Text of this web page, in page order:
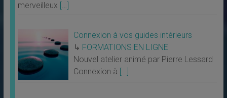
merveilleux […]
Connexion à vos guides intérieurs
↳ FORMATIONS EN LIGNE
Nouvel atelier animé par Pierre Lessard
Connexion à […]